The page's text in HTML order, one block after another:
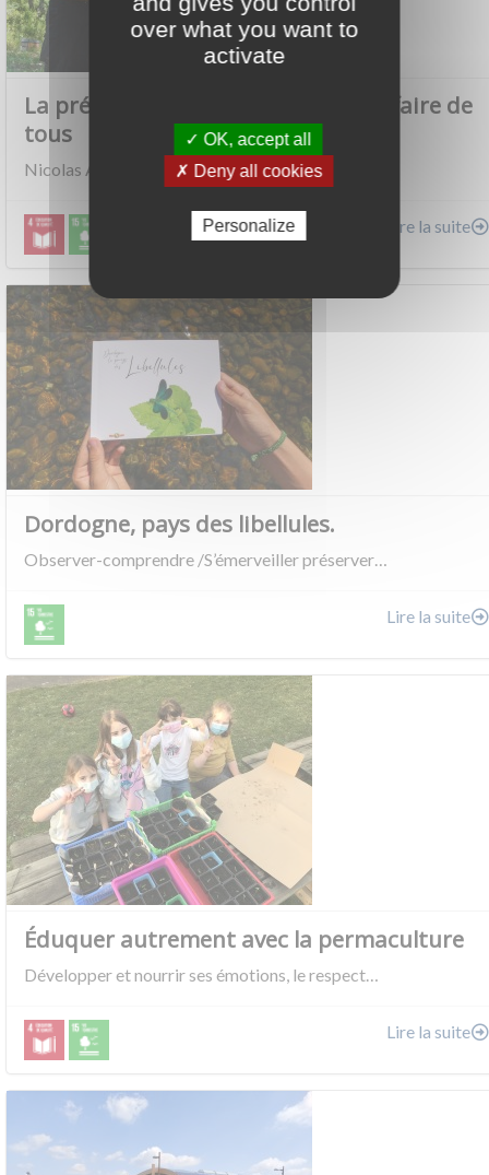
La préservation des abeilles est l’affaire de
tous
Nicolas Arnoux est un jeune apiculteur issu…
Lire la suite
Dordogne, pays des libellules.
Observer-comprendre /S’émerveiller préserver…
Lire la suite
Éduquer autrement avec la permaculture
Développer et nourrir ses émotions, le respect…
Lire la suite
over what you want to
activate
✓ OK, accept all
✗ Deny all cookies
Personalize